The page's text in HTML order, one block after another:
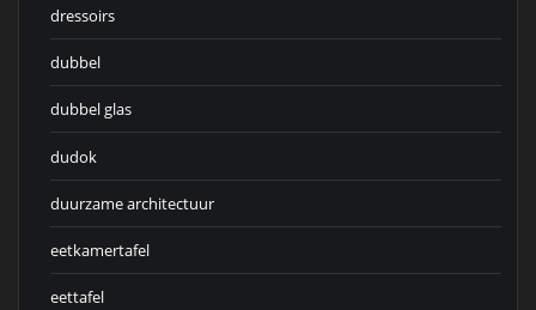
dressoirs
dubbel
dubbel glas
dudok
duurzame architectuur
eetkamertafel
eettafel